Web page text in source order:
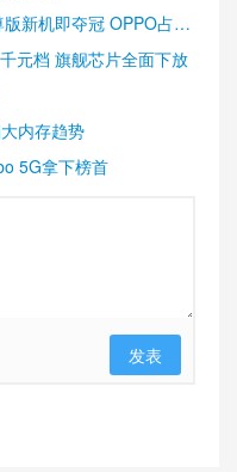
新机即夺冠 OPPO占据
元档 旗舰芯片全面下放
内存趋势
5G拿下榜首
发表